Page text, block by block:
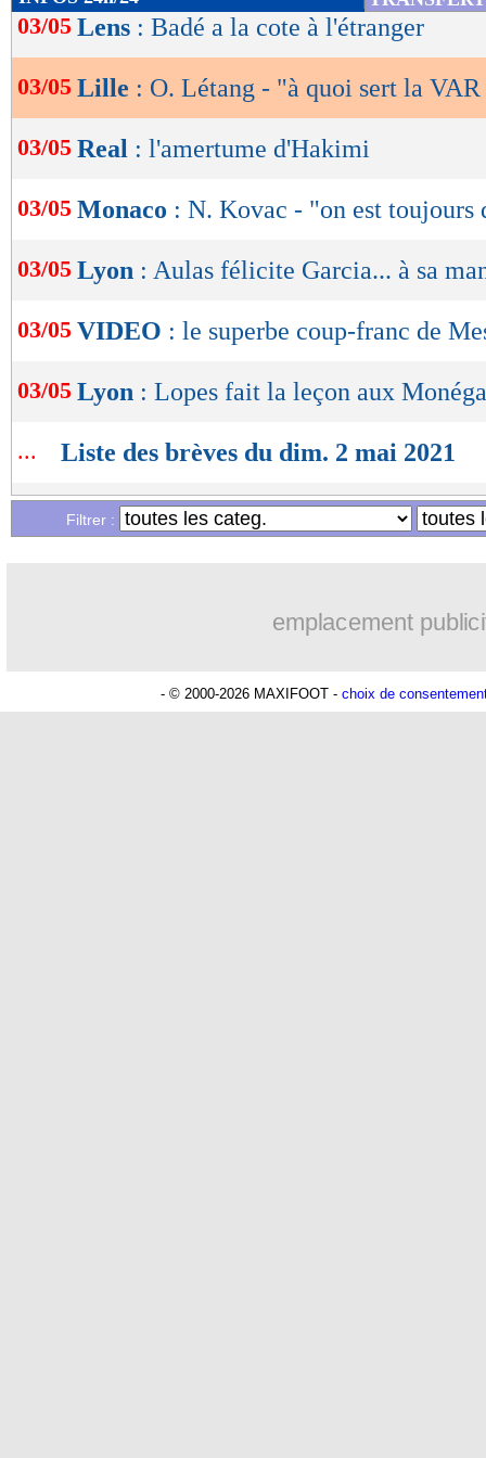
de
OK
03/05 Lens : Badé a la cote à l'étranger
03/05 Lille : O. Létang - "à quoi sert la
03/05 Real : l'amertume d'Hakimi
03/05 Monaco : N. Kovac - "on est toujours
03/05 Lyon : Aulas félicite Garcia... à sa
03/05 VIDEO : le superbe coup-franc de
03/05 Lyon : Lopes fait la leçon aux
... Liste des brèves du dim. 2 mai 2021
Liste des brèves du sam. 1 mai 2021
Filtrer :
emplacement
- © 2000-2026 MAXIFOOT - choix de